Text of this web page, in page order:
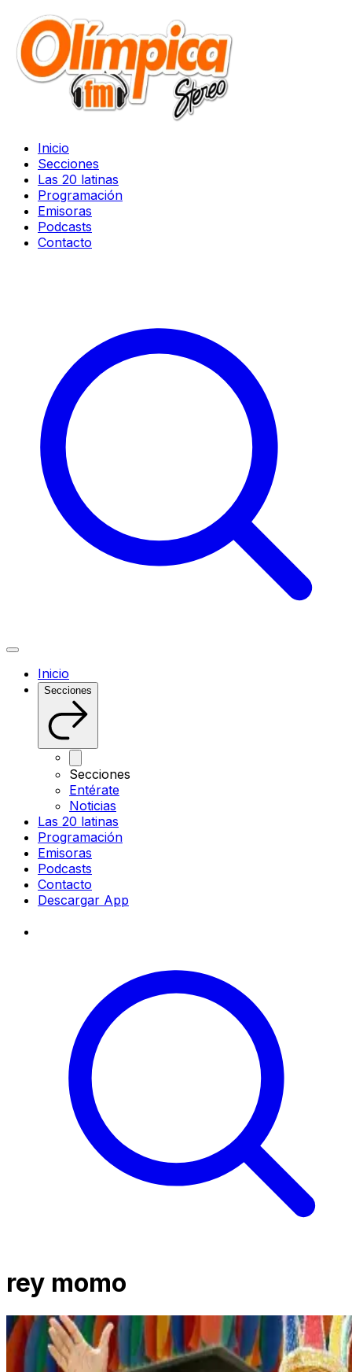
Inicio
Secciones
Las 20 latinas
Programación
Emisoras
Podcasts
Contacto
Inicio
Secciones
Secciones
Entérate
Noticias
Las 20 latinas
Programación
Emisoras
Podcasts
Contacto
Descargar App
rey momo